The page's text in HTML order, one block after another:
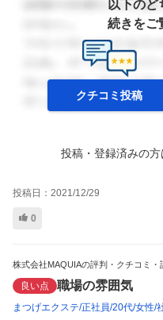
以下のど
続きをご
クチコミ投稿
投稿・登録済みの方
投稿日： 2021/12/29
0
株式会社MAQUIAの評判・クチコミ・
良い点 職場の雰囲気
まつげエクステ 正社員 20代 女性